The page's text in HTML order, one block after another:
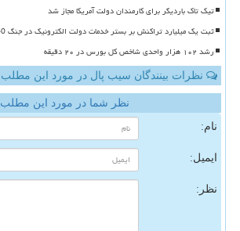
تیک تاک باردیگر برای کارمندان دولت آمریکا مجاز شد
ثبت یک میلیارد تراکنش بر بستر خدمات دولت الکترونیک در جنگ 40 روزه
رشد ۱۰۲ هزار واحدی شاخص کل بورس در ۲۰ دقیقه
نظرات بینندگان سیب پال در مورد این مطلب
نظر شما در مورد این مطلب
نام:
ایمیل:
نظر: